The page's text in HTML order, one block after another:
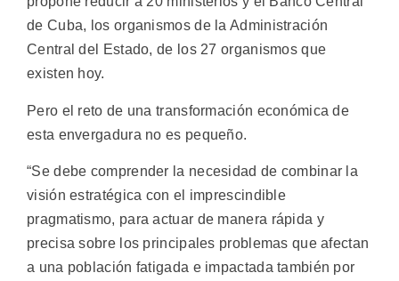
de Cuba, los organismos de la Administración
Central del Estado, de los 27 organismos que
existen hoy.
Pero el reto de una transformación económica de
esta envergadura no es pequeño.
“Se debe comprender la necesidad de combinar la
visión estratégica con el imprescindible
pragmatismo, para actuar de manera rápida y
precisa sobre los principales problemas que afectan
a una población fatigada e impactada también por